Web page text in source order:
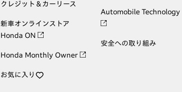
クレジット＆カーリース
新車オンラインストア
Honda ON
Honda Monthly Owner
お気に入り
Automobile Technology
安全への取り組み